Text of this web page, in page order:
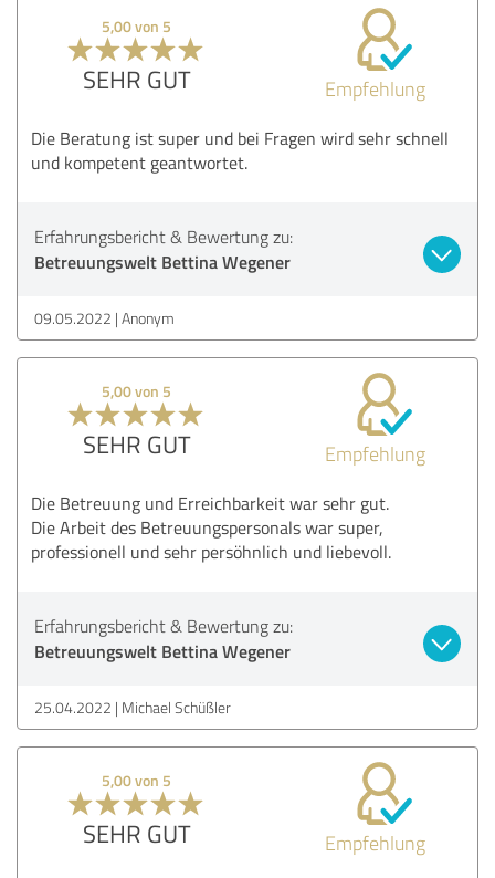
5,00 von 5
SEHR GUT Empfehlung
Die Beratung ist super und bei Fragen wird sehr schnell
und kompetent geantwortet.
Erfahrungsbericht & Bewertung zu:
Betreuungswelt Bettina Wegener
09.05.2022 Anonym
5,00 von 5
SEHR GUT Empfehlung
Die Betreuung und Erreichbarkeit war sehr gut.
Die Arbeit des Betreuungspersonals war super,
professionell und sehr persöhnlich und liebevoll.
Erfahrungsbericht & Bewertung zu:
Betreuungswelt Bettina Wegener
25.04.2022 Michael Schüßler
5,00 von 5
SEHR GUT Empfehlung